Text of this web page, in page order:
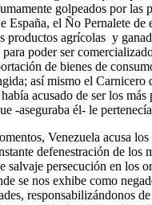
golpeados por las
España, el Ño Pernalete de
productos agrícolas y
poder ser
de bienes de
así mismo el Carnicero
acusado de ser los más
-aseguraba él- le
Venezuela acusa
defenestración de los
salvaje persecución en los
se nos exhibe como
responsabilizándonos